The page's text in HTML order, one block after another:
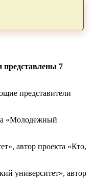
представлены 7
представители
«Молодежный
автор проекта «Кто,
университет», автор